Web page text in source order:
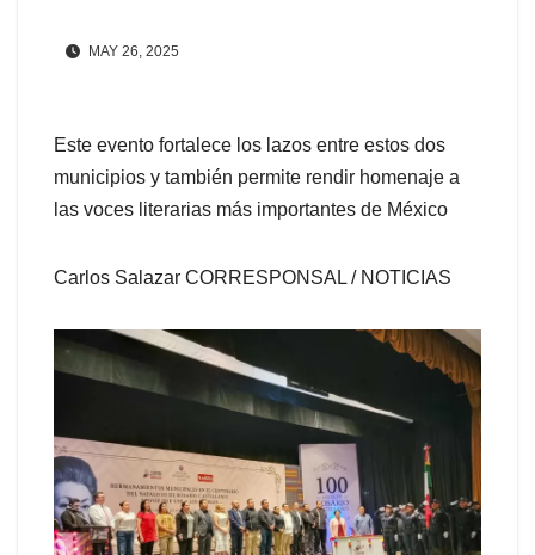
MAY 26, 2025
Este evento fortalece los lazos entre estos dos
municipios y también permite rendir homenaje a
las voces literarias más importantes de México
Carlos Salazar CORRESPONSAL / NOTICIAS